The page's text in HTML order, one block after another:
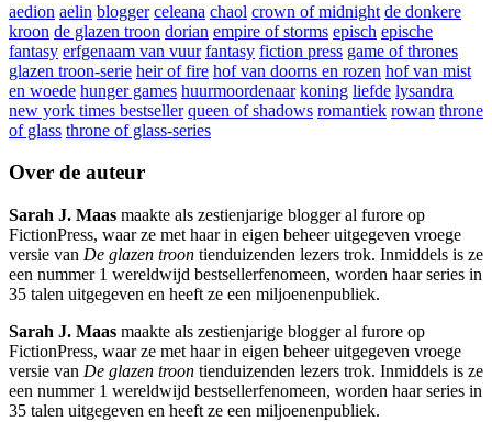
aedion aelin blogger celeana chaol crown of midnight de donkere
kroon de glazen troon dorian empire of storms episch epische
fantasy erfgenaam van vuur fantasy fiction press game of thrones
glazen troon-serie heir of fire hof van doorns en rozen hof van mist
en woede hunger games huurmoordenaar koning liefde lysandra
new york times bestseller queen of shadows romantiek rowan throne
of glass throne of glass-series
Over de auteur
Sarah J. Maas maakte als zestienjarige blogger al furore op
FictionPress, waar ze met haar in eigen beheer uitgegeven vroege
versie van De glazen troon tienduizenden lezers trok. Inmiddels is ze
een nummer 1 wereldwijd bestsellerfenomeen, worden haar series in
35 talen uitgegeven en heeft ze een miljoenenpubliek.
Sarah J. Maas maakte als zestienjarige blogger al furore op
FictionPress, waar ze met haar in eigen beheer uitgegeven vroege
versie van De glazen troon tienduizenden lezers trok. Inmiddels is ze
een nummer 1 wereldwijd bestsellerfenomeen, worden haar series in
35 talen uitgegeven en heeft ze een miljoenenpubliek.